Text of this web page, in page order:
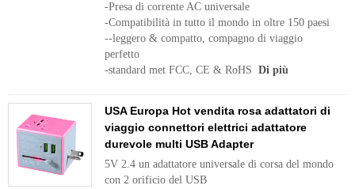
-Presa di corrente AC universale
-Compatibilità in tutto il mondo in oltre 150 paesi
--leggero & compatto, compagno di viaggio
perfetto
-standard met FCC, CE & RoHS Di più
USA Europa Hot vendita rosa adattatori di
viaggio connettori elettrici adattatore
durevole multi USB Adapter
5V 2.4 un adattatore universale di corsa del mondo
con 2 orificio del USB